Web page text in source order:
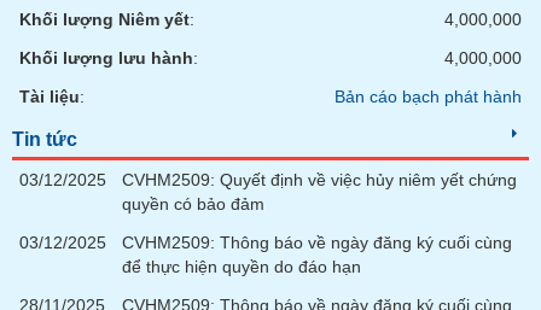
Khối lượng Niêm yết:
4,000,000
Khối lượng lưu hành:
4,000,000
Tài liệu: Bản cáo bạch phát hành
Tin tức
03/12/2025
CVHM2509: Quyết định về việc hủy niêm yết chứng
quyền có bảo đảm
03/12/2025
CVHM2509: Thông báo về ngày đăng ký cuối cùng
để thực hiện quyền do đáo hạn
28/11/2025
CVHM2509: Thông báo về ngày đăng ký cuối cùng